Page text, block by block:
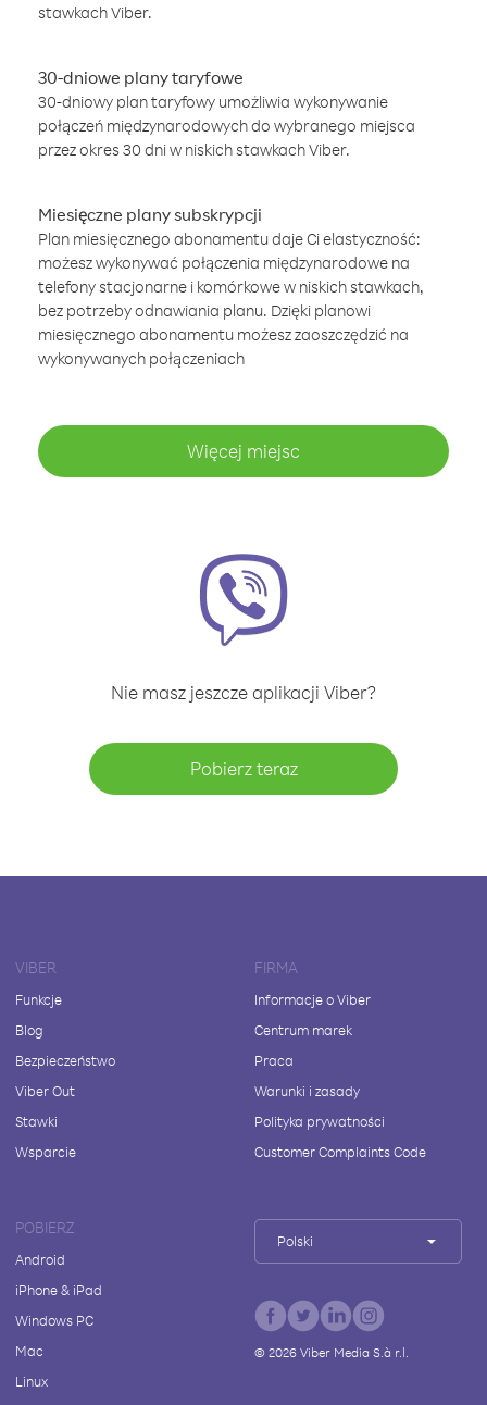
stawkach Viber.
30-dniowe plany taryfowe
30-dniowy plan taryfowy umożliwia wykonywanie
połączeń międzynarodowych do wybranego miejsca
przez okres 30 dni w niskich stawkach Viber.
Miesięczne plany subskrypcji
Plan miesięcznego abonamentu daje Ci elastyczność:
możesz wykonywać połączenia międzynarodowe na
telefony stacjonarne i komórkowe w niskich stawkach,
bez potrzeby odnawiania planu. Dzięki planowi
miesięcznego abonamentu możesz zaoszczędzić na
wykonywanych połączeniach
Więcej miejsc
Nie masz jeszcze aplikacji Viber?
Pobierz teraz
VIBER
Funkcje
Blog
Bezpieczeństwo
Viber Out
Stawki
Wsparcie
FIRMA
Informacje o Viber
Centrum marek
Praca
Warunki i zasady
Polityka prywatności
Customer Complaints Code
POBIERZ
Android
iPhone & iPad
Windows PC
Mac
Linux
Polski
© 2026Viber Media S.à r.l.